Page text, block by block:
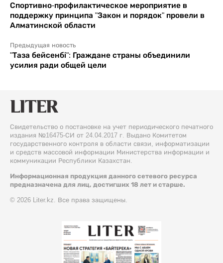
Спортивно-профилактическое мероприятие в
поддержку принципа "Закон и порядок" провели в
Алматинской области
Предыдущая новость
"Таза бейсенбі": Граждане страны объединили
усилия ради общей цели
Свидетельство о постановке на учет периодического печатного
издания №16475-СИ от 24.04.2017 г. Выдано Комитетом
государственного контроля в области связи, информатизации
и средств массовой информации Министерства информации и
коммуникации Республики Казахстан.
Информационная продукция данного сетевого ресурса
предназначена для лиц, достигших 18 лет и старше.
© 2026 Liter.kz. Все права защищены.